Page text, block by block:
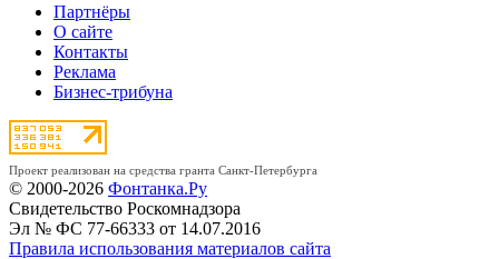
Партнёры
О сайте
Контакты
Реклама
Бизнес-трибуна
Проект реализован на средства гранта Санкт-Петербурга
© 2000-2026 Фонтанка.Ру
Свидетельство Роскомнадзора
Эл № ФС 77-66333 от 14.07.2016
Правила использования материалов сайта